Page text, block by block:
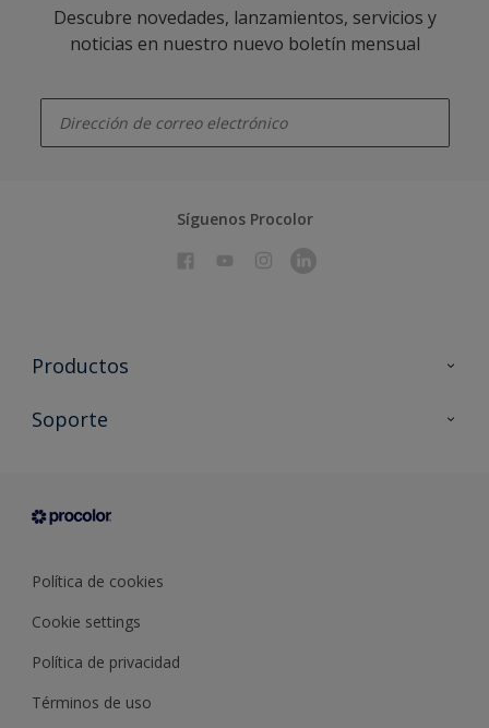
Descubre novedades, lanzamientos, servicios y
noticias en nuestro nuevo boletín mensual
Síguenos Procolor
Productos
Todos los productos
Condiciones generales de venta
Soporte
Sobre Procolor
Política de cookies
Cookie settings
Política de privacidad
Términos de uso